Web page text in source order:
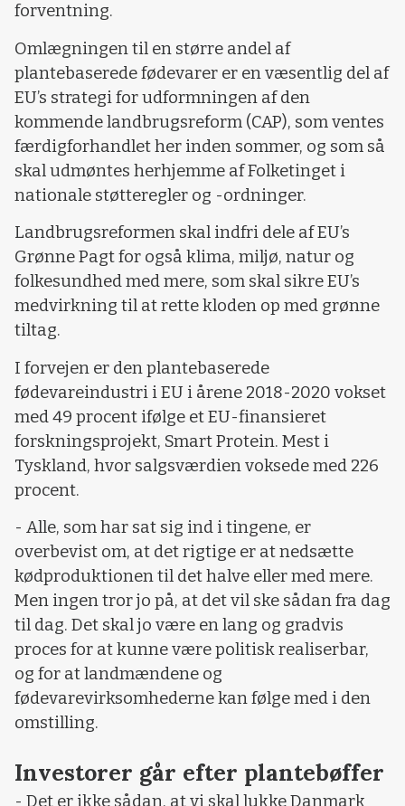
forventning.
Omlægningen til en større andel af
plantebaserede fødevarer er en væsentlig del af
EU’s strategi for udformningen af den
kommende landbrugsreform (CAP), som ventes
færdigforhandlet her inden sommer, og som så
skal udmøntes herhjemme af Folketinget i
nationale støtteregler og -ordninger.
Landbrugsreformen skal indfri dele af EU’s
Grønne Pagt for også klima, miljø, natur og
folkesundhed med mere, som skal sikre EU’s
medvirkning til at rette kloden op med grønne
tiltag.
I forvejen er den plantebaserede
fødevareindustri i EU i årene 2018-2020 vokset
med 49 procent ifølge et EU-finansieret
forskningsprojekt, Smart Protein. Mest i
Tyskland, hvor salgsværdien voksede med 226
procent.
- Alle, som har sat sig ind i tingene, er
overbevist om, at det rigtige er at nedsætte
kødproduktionen til det halve eller med mere.
Men ingen tror jo på, at det vil ske sådan fra dag
til dag. Det skal jo være en lang og gradvis
proces for at kunne være politisk realiserbar,
og for at landmændene og
fødevarevirksomhederne kan følge med i den
omstilling.
Investorer går efter plantebøffer
- Det er ikke sådan, at vi skal lukke Danmark